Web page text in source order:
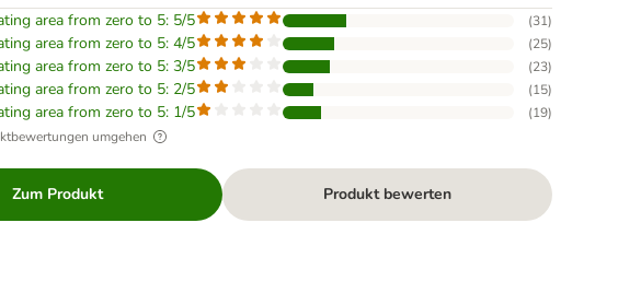
area from zero to 5: 5/5
(31)
area from zero to 5: 4/5 (25)
area from zero to 5: 3/5 (23)
area from zero to 5: 2/5 (15)
area from zero to 5: 1/5 (19)
umgehen
Zum Produkt Produkt bewerten